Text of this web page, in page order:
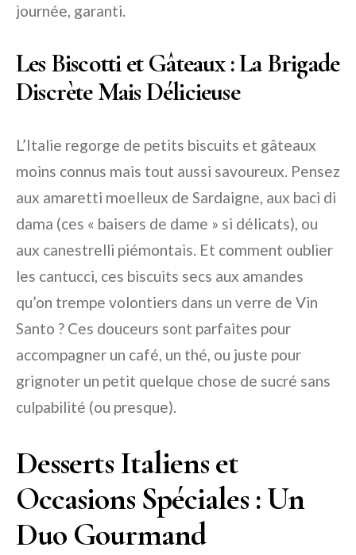
journée, garanti.
Les Biscotti et Gâteaux : La Brigade
Discrète Mais Délicieuse
L’Italie regorge de petits biscuits et gâteaux
moins connus mais tout aussi savoureux. Pensez
aux amaretti moelleux de Sardaigne, aux baci di
dama (ces « baisers de dame » si délicats), ou
aux canestrelli piémontais. Et comment oublier
les cantucci, ces biscuits secs aux amandes
qu’on trempe volontiers dans un verre de Vin
Santo ? Ces douceurs sont parfaites pour
accompagner un café, un thé, ou juste pour
grignoter un petit quelque chose de sucré sans
culpabilité (ou presque).
Desserts Italiens et
Occasions Spéciales : Un
Duo Gourmand